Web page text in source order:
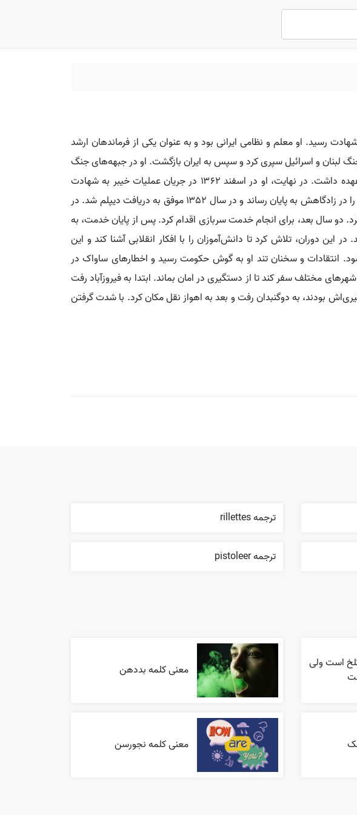
۱۳۳۴ در شهرضا، در تاریخ ۱۷ اسفند ۱۳۶۲ در جزیره مجنون به شهادت رسید. او معلم و نظامی ایرانی بود و به عنوان یکی از فرماندهان ارشد
شناخته می‌شد. همت پس از انقلاب، در سال ۱۳۶۱ مدتی را در جبهه جنگ لبنان و اسرائیل سپری کرد و سپس به ایران بازگشت. او در جبهه‌های جنگ
ایران و عراق در عملیات‌هایی نظیر فتح‌المبین، بیت‌المقدس، رمضان و خیبر مسئولیت‌های مهمی را بر عهده داشت. در نهایت، او در اسفند ۱۳۶۲ در جریان عملیات خیبر به شهادت
رسید. محمد ابراهیم همت در تاریخ ۱۲ فروردین ۱۳۳۴ در شهرضا، اصفهان به دنیا آمد. او تحصیلات خود را در زادگاهش به پایان رساند و در سال ۱۳۵۲ موفق به دریافت دیپلم شد. در
و در سال ۱۳۵۴ مدرک فوق دیپلم خود را کسب کرد. دو سال بعد، برای انجام خدمت سربازی اقدام کرد. پس از پایان خدمت، به
دوران، تلاش کرد تا دانش‌آموزان را با افکار انقلابی آشنا کند و این
انتقادات و سخنان تند او به گوش حکومت رسید و اخطارهای ساواک در
مختلف سفر کند تا از دستگیری در امان بماند. ابتدا به فیروزآباد رفت
بودند، به دوگنبدان رفت و بعد به اهواز نقل مکان کرد. با شدت گرفتن
ترجمه rillettes
ترجمه pistoleer
است ولی
معنی کلمه بددهن
معنی کلمه نجورسن